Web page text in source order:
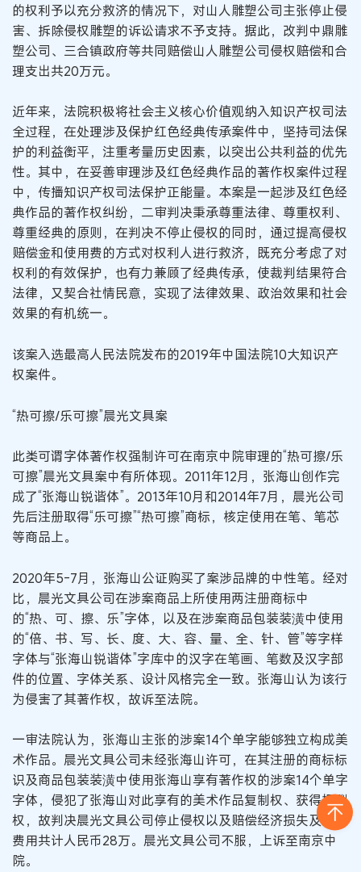
的权利予以充分救济的情况下，对山人雕塑公司主张停止侵
害、拆除侵权雕塑的诉讼请求不予支持。据此，改判中鼎雕
塑公司、三合镇政府等共同赔偿山人雕塑公司侵权赔偿和合
理支出共20万元。
近年来，法院积极将社会主义核心价值观纳入知识产权司法
全过程，在处理涉及保护红色经典传承案件中，坚持司法保
护的利益衡平，注重考量历史因素，以突出公共利益的优先
性。其中，在妥善审理涉及红色经典作品的著作权案件过程
中，传播知识产权司法保护正能量。本案是一起涉及红色经
典作品的著作权纠纷，二审判决秉承尊重法律、尊重权利、
尊重经典的原则，在判决不停止侵权的同时，通过提高侵权
赔偿金和使用费的方式对权利人进行救济，既充分考虑了对
权利的有效保护，也有力兼顾了经典传承，使裁判结果符合
法律，又契合社情民意，实现了法律效果、政治效果和社会
效果的有机统一。
该案入选最高人民法院发布的2019年中国法院10大知识产
权案件。
“热可擦/乐可擦”晨光文具案
此类可谓字体著作权强制许可在南京中院审理的“热可擦/乐
可擦”晨光文具案中有所体现。2011年12月，张海山创作完
成了“张海山锐谐体”。2013年10月和2014年7月，晨光公司
先后注册取得“乐可擦”“热可擦”商标，核定使用在笔、笔芯
等商品上。
2020年5-7月，张海山公证购买了案涉品牌的中性笔。经对
比，晨光文具公司在涉案商品上所使用两注册商标中
的“热、可、擦、乐”字体，以及在涉案商品包装装潢中使用
的“倍、书、写、长、度、大、容、量、全、针、管”等字样
字体与“张海山锐谐体”字库中的汉字在笔画、笔数及汉字部
件的位置、字体关系、设计风格完全一致。张海山认为该行
为侵害了其著作权，故诉至法院。
一审法院认为，张海山主张的涉案14个单字能够独立构成美
术作品。晨光文具公司未经张海山许可，在其注册的商标标
识及商品包装装潢中使用张海山享有著作权的涉案14个单字
字体，侵犯了张海山对此享有的美术作品复制权、获得报酬
权，故判决晨光文具公司停止侵权以及赔偿经济损失及合理
费用共计人民币28万。晨光文具公司不服，上诉至南京中
院。